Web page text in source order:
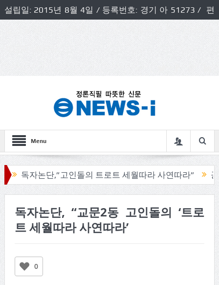
설립일: 2015년 8월 4일 / 등록번호: 경기 아 51273 / 편
집인 및 발행인: 허득천 / 개인정보책임자 및 청소년보호호
책임자: 최상규
Menu
고인돌의 트로트 세월따라 사연따라” 공무원연금공단
독자논단, “교문2동 고인돌의 ‘트로
트 세월따라 사연따라’
0